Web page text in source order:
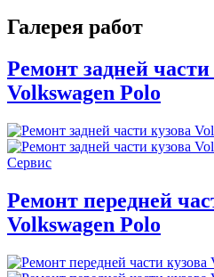
Галерея работ
Ремонт задней части
Volkswagen Polo
Ремонт передней
Volkswagen Polo